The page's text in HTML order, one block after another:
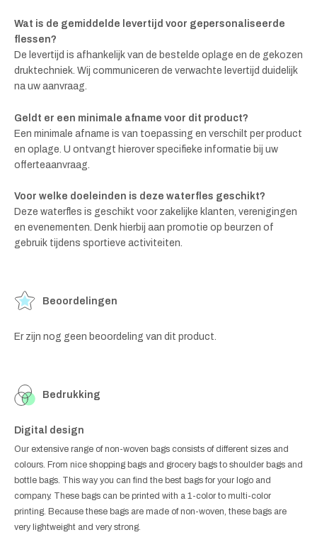
Wat is de gemiddelde levertijd voor gepersonaliseerde
flessen?
De levertijd is afhankelijk van de bestelde oplage en de gekozen
druktechniek. Wij communiceren de verwachte levertijd duidelijk
na uw aanvraag.
Geldt er een minimale afname voor dit product?
Een minimale afname is van toepassing en verschilt per product
en oplage. U ontvangt hierover specifieke informatie bij uw
offerteaanvraag.
Voor welke doeleinden is deze waterfles geschikt?
Deze waterfles is geschikt voor zakelijke klanten, verenigingen
en evenementen. Denk hierbij aan promotie op beurzen of
gebruik tijdens sportieve activiteiten.
Beoordelingen
Er zijn nog geen beoordeling van dit product.
Bedrukking
Digital design
Our extensive range of non-woven bags consists of different sizes and
colours. From nice shopping bags and grocery bags to shoulder bags and
bottle bags. This way you can find the best bags for your logo and
company. These bags can be printed with a 1-color to multi-color
printing. Because these bags are made of non-woven, these bags are
very lightweight and very strong.